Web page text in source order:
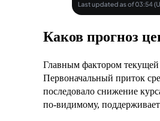
Каков прогноз
Главным фактором
Первоначальный приток
последовало снижение
по-видимому,